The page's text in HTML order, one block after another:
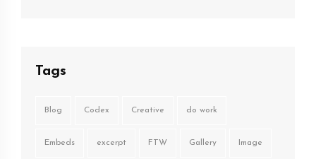
Tags
Blog Codex Creative do work
Embeds excerpt FTW Gallery Image